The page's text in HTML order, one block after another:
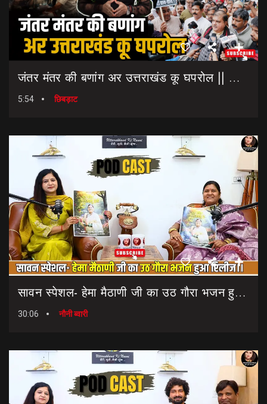
जंतर मंतर की बणांग अर उत्तराखंड कू घपरोल || NEET Paper Leak || Dharmendra Pradhan Resigns
5:54 छिबड़ाट
सावन स्पेशल- हेमा मैठाणी जी का उठ गौरा भजन हुआ रिलीज।। Sawan Special Bhajan || Uth Gaura Bhajan
30:06 नौनी ब्वारी